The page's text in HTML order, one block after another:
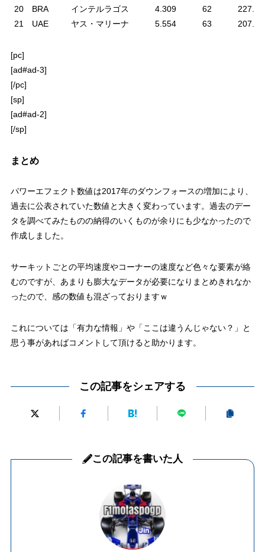
20 BRA インテルラゴス 4.309 62
227.04
21
UAE ヤス・マリーナ 5.554 63 207.77
[pc]
[ad#ad-3]
[/pc]
[sp]
[ad#ad-2]
[/sp]
まとめ
パワーエフェクト数値は2017年のダウンフォースの増加により、
過去に公表されていた数値と大きく変わっています。過去のデー
タを調べてみたものの納得のいくものが余りにも少なかったので
作成しました。
サーキットごとの平均速度やコーナーの速度など色々な要素が絡
むのですが、あまりも膨大なデータが必要になりまとめきれなか
ったので、感の数値も混ざっておりますｗ
これについては「有力な情報」や「ここは違うんじゃない？」と
思う事があればコメントして頂けると助かります。
この記事をシェアする
この記事を書いた人